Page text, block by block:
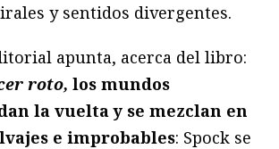
y sentidos divergentes.
apunta, acerca del libro:
roto, los mundos
la vuelta y se mezclan en
e improbables: Spock se